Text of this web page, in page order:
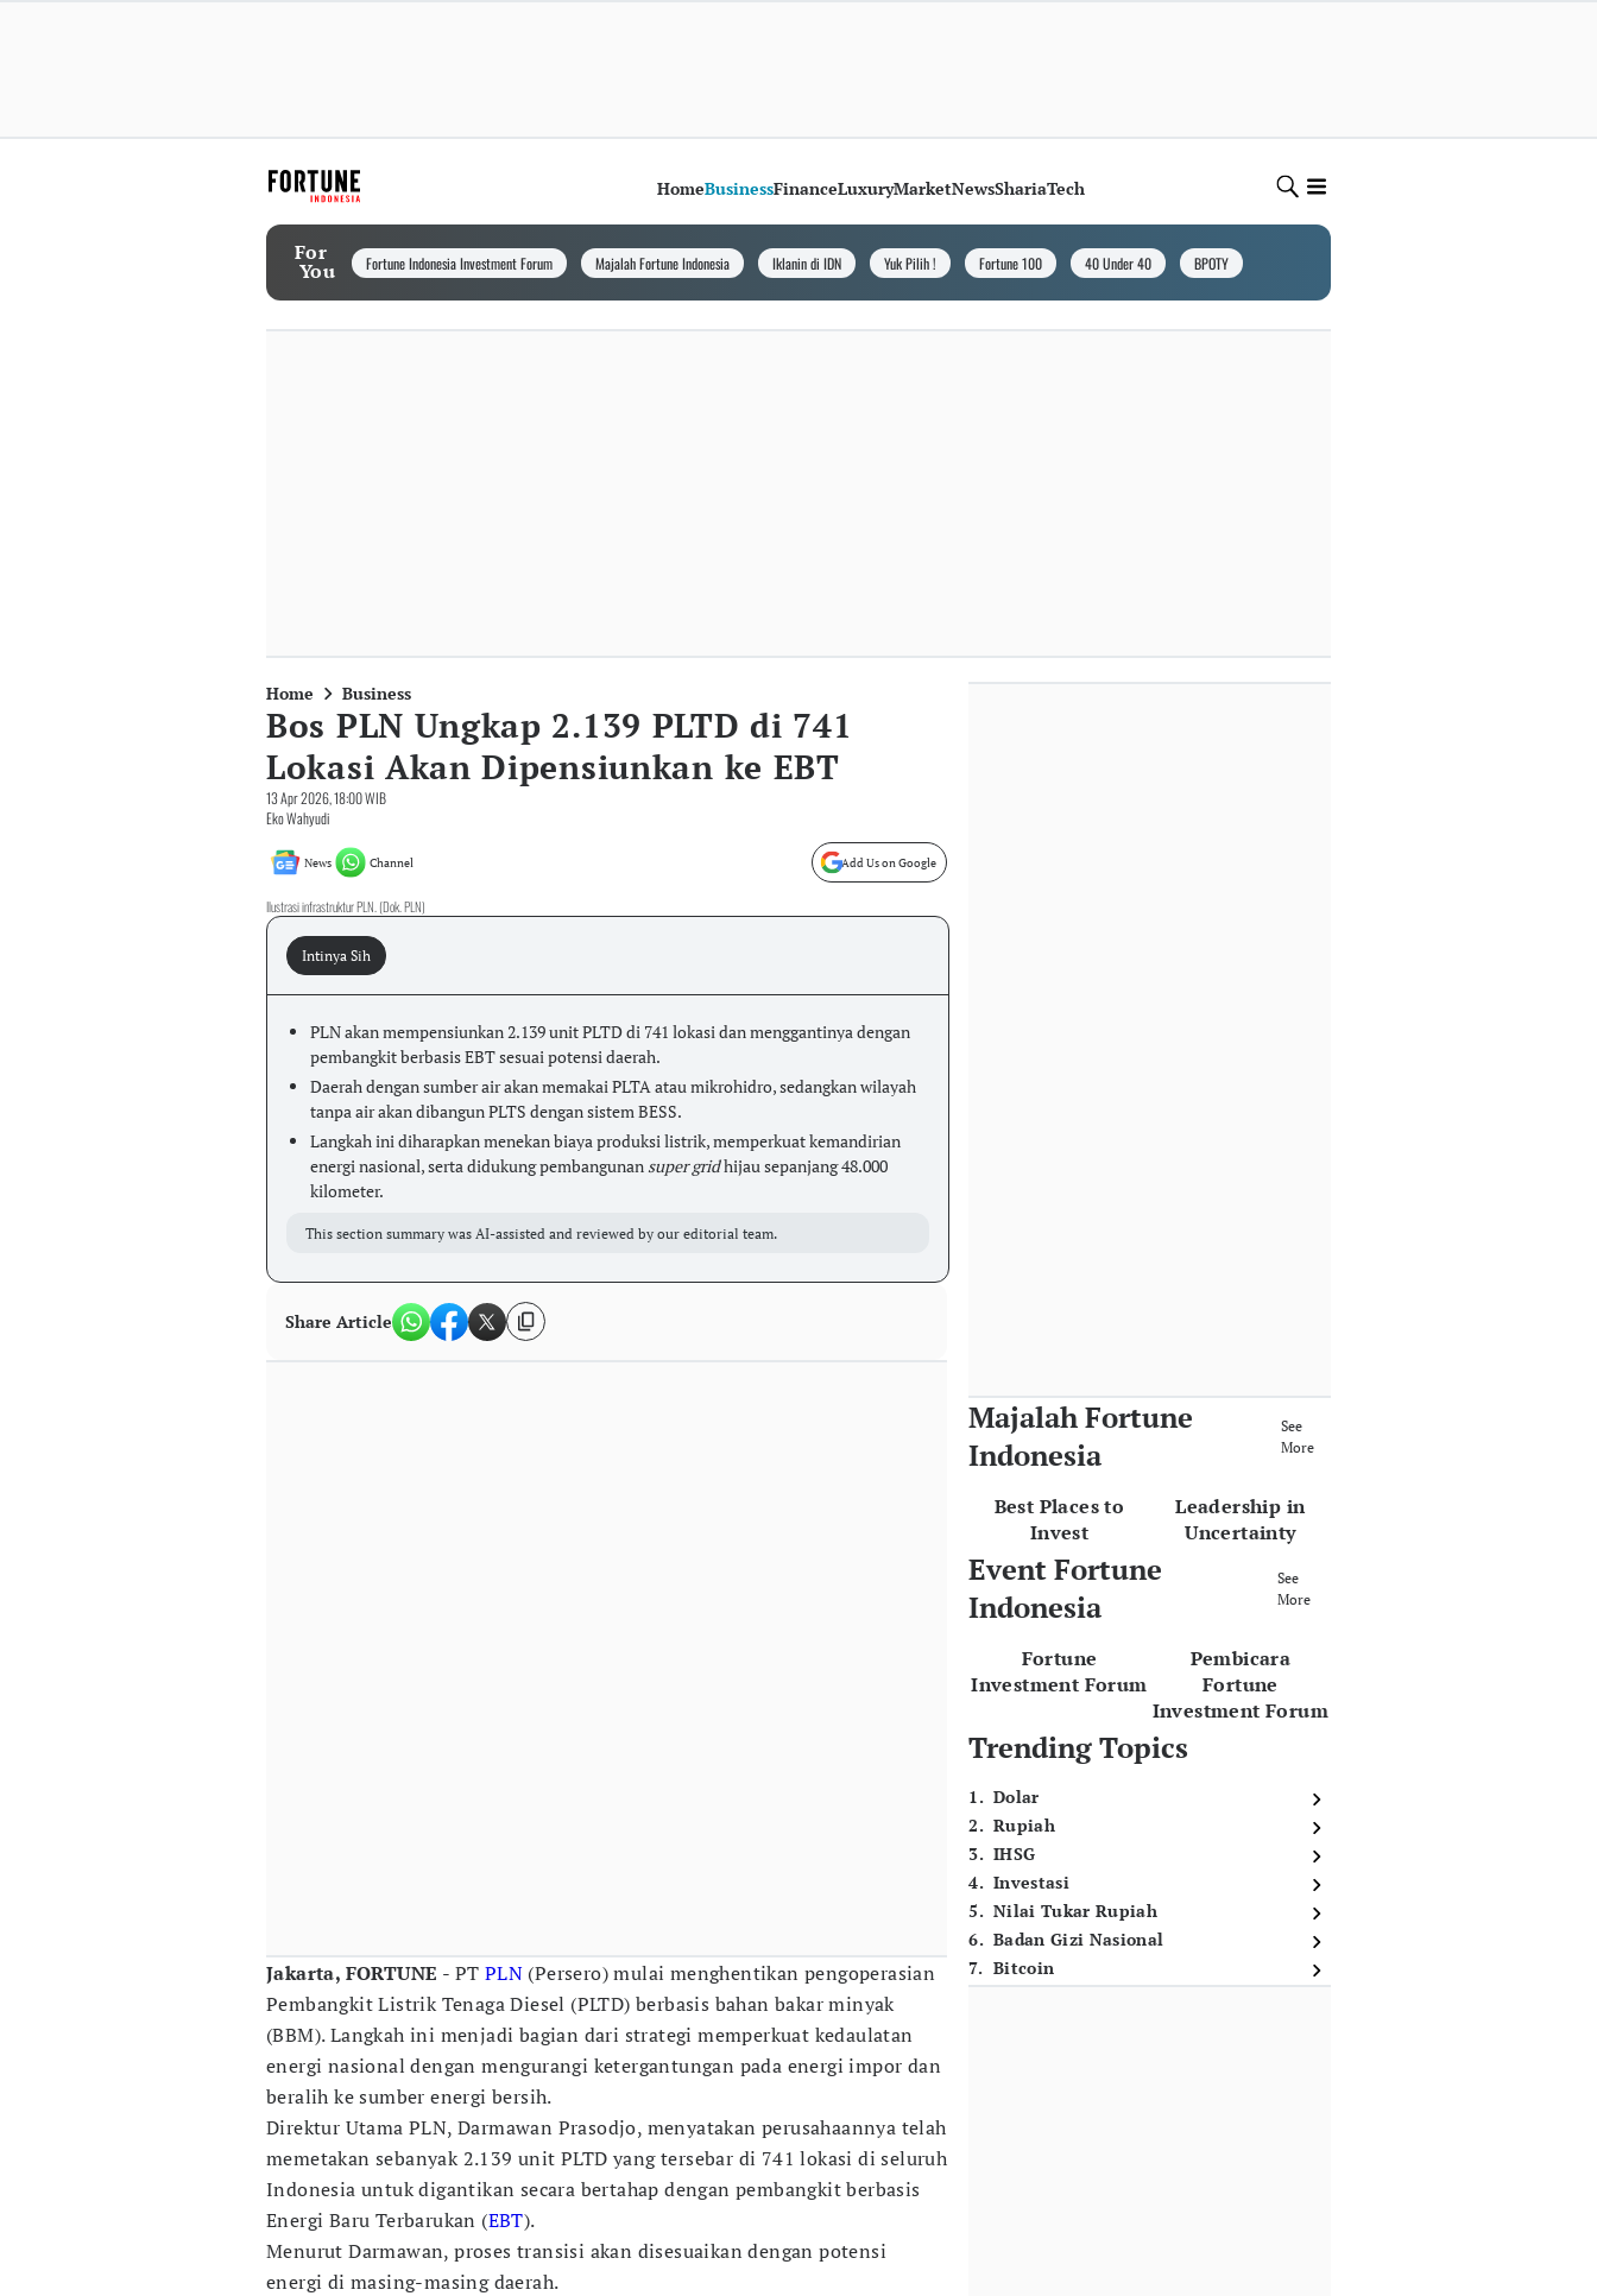
HomeBusinessFinanceLuxuryMarketNewsShariaTech
For
You Fortune Indonesia Investment Forum Majalah Fortune Indonesia Iklanin di IDN Yuk Pilih ! Fortune 100 40 Under 40 BPOTY
Home Business
Bos PLN Ungkap 2.139 PLTD di 741
Lokasi Akan Dipensiunkan ke EBT
13 Apr 2026, 18:00 WIB
Eko Wahyudi
News Channel Add Us on Google
Ilustrasi infrastruktur PLN. (Dok. PLN)
Intinya Sih
PLN akan mempensiunkan 2.139 unit PLTD di 741 lokasi dan menggantinya dengan
pembangkit berbasis EBT sesuai potensi daerah.
Daerah dengan sumber air akan memakai PLTA atau mikrohidro, sedangkan wilayah
tanpa air akan dibangun PLTS dengan sistem BESS.
Langkah ini diharapkan menekan biaya produksi listrik, memperkuat kemandirian
energi nasional, serta didukung pembangunansuper gridhijau sepanjang 48.000
kilometer.
This section summary was AI-assisted and reviewed by our editorial team.
Share Article
Jakarta, FORTUNE - PT PLN (Persero) mulai menghentikan pengoperasian
Pembangkit Listrik Tenaga Diesel (PLTD) berbasis bahan bakar minyak
(BBM). Langkah ini menjadi bagian dari strategi memperkuat kedaulatan
energi nasional dengan mengurangi ketergantungan pada energi impor dan
beralih ke sumber energi bersih.
Direktur Utama PLN, Darmawan Prasodjo, menyatakan perusahaannya telah
memetakan sebanyak 2.139 unit PLTD yang tersebar di 741 lokasi di seluruh
Indonesia untuk digantikan secara bertahap dengan pembangkit berbasis
Energi Baru Terbarukan (EBT).
Menurut Darmawan, proses transisi akan disesuaikan dengan potensi
energi di masing-masing daerah.
Majalah Fortune
Indonesia
See
More
Best Places to
Invest
Leadership in
Uncertainty
Event Fortune
Indonesia
See
More
Fortune
Investment Forum
Pembicara
Fortune
Investment Forum
Trending Topics
1. Dolar
2. Rupiah
3. IHSG
4. Investasi
5. Nilai Tukar Rupiah
6. Badan Gizi Nasional
7. Bitcoin